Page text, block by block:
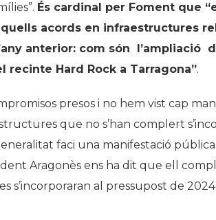
És cardinal per Foment que
acords en infraestructures
anterior: com són l’ampliació
recinte Hard Rock a Tarragona”.
presos i no hem vist cap
que no s’han complert
faci una manifestació pública
Aragonès ens ha dit que ell
s’incorporaran al pressupost de